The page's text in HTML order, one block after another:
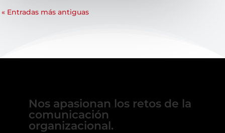
« Entradas más antiguas
Nos apasionan los retos de la
comunicación
organizacional.